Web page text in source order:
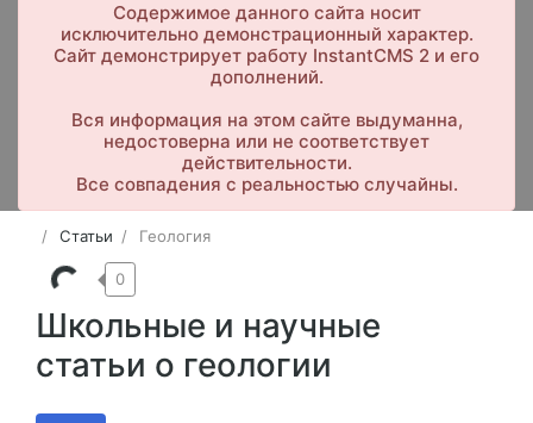
Содержимое данного сайта носит
исключительно демонстрационный характер.
Сайт демонстрирует работу InstantCMS 2 и его
дополнений.
Вся информация на этом сайте выдуманна,
недостоверна или не соответствует
действительности.
Все совпадения с реальностью случайны.
Статьи Геология
Школьные и научные
статьи о геологии
0